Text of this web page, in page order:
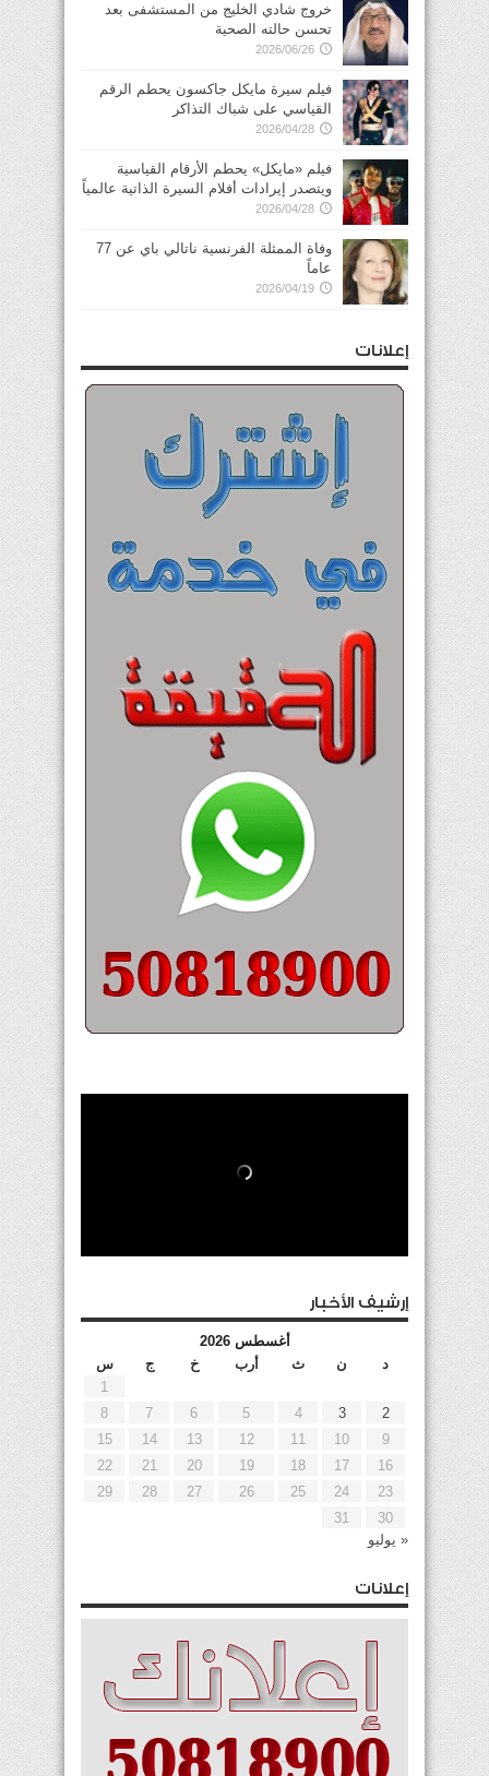
خروج شادي الخليج من المستشفى بعد
تحسن حالته الصحية
2026/06/26
فيلم سيرة مايكل جاكسون يحطم الرقم
القياسي على شباك التذاكر
2026/04/28
فيلم «مايكل» يحطم الأرقام القياسية
ويتصدر إيرادات أفلام السيرة الذاتية عالمياً
2026/04/28
وفاة الممثلة الفرنسية ناتالي باي عن 77
عاماً
2026/04/19
إعلانات
إرشيف الأخبار
أغسطس 2026
د
ن ث أرب خ ج
س
1
2
3
4
5
6
7
8
9
10
11
12
13
14
15
16
17
18
19
20
21
22
23
24
25
26
27
28
29
30
31
« يوليو
إعلانات